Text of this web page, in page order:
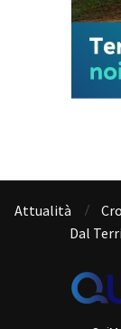
Attualità
Dal